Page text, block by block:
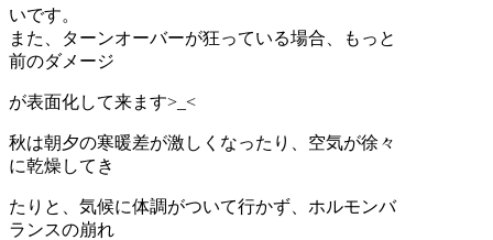
いです。
また、ターンオーバーが狂っている場合、もっと
前のダメージ
が表面化して来ます>_<
秋は朝夕の寒暖差が激しくなったり、空気が徐々
に乾燥してき
たりと、気候に体調がついて行かず、ホルモンバ
ランスの崩れ